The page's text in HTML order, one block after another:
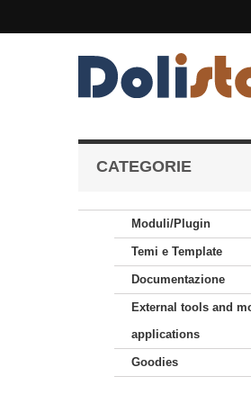
CATEGORIE
Moduli/Plugin
Temi e Template
Documentazione
External tools and
applications
Goodies